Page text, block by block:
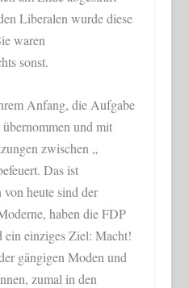
Liberalen wurde diese
waren
sonst.
Anfang, die Aufgabe
und mit
zwischen „
Das ist
heute sind der
haben die FDP
ein einziges Ziel: Macht!
gängigen Moden und
zumal in den